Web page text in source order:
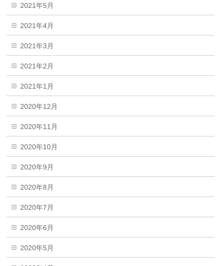
2021年5月
2021年4月
2021年3月
2021年2月
2021年1月
2020年12月
2020年11月
2020年10月
2020年9月
2020年8月
2020年7月
2020年6月
2020年5月